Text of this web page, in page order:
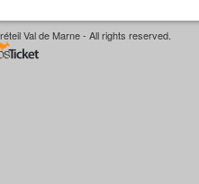
Val de Marne - All rights reserved.